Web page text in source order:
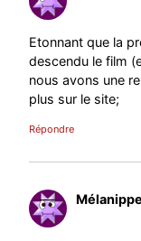
Etonnant que la
descendu le film
nous avons une
plus sur le site;
Répondre
Mélanippe